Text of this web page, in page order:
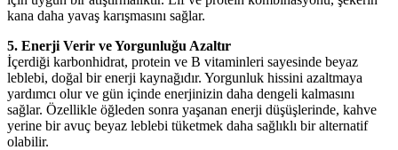
kana daha yavaş karışmasını sağlar.
5. Enerji Verir ve Yorgunluğu Azaltır
İçerdiği karbonhidrat, protein ve B vitaminleri sayesinde beyaz
leblebi, doğal bir enerji kaynağıdır. Yorgunluk hissini azaltmaya
yardımcı olur ve gün içinde enerjinizin daha dengeli kalmasını
sağlar. Özellikle öğleden sonra yaşanan enerji düşüşlerinde, kahve
yerine bir avuç beyaz leblebi tüketmek daha sağlıklı bir alternatif
olabilir.